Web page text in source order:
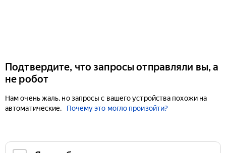
Подтвердите, что запросы отправляли вы, а
не робот
Нам очень жаль, но запросы с вашего устройства похожи на
автоматические.
Почему это могло произойти?